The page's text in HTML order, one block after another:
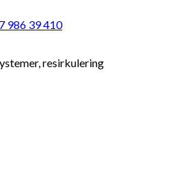
986 39 410
resirkulering